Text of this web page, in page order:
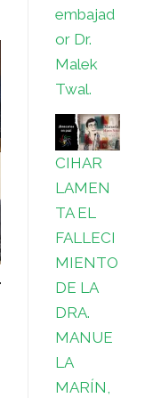
embajad
or Dr.
Malek
Twal.
CIHAR
LAMEN
TA EL
FALLECI
MIENTO
DE LA
DRA.
MANUE
LA
MARÍN,